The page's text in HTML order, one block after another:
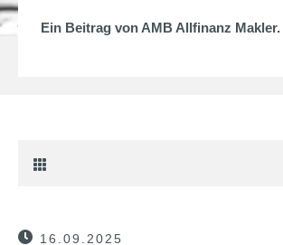
Ein Beitrag von AMB Allfinanz Makler.
16.09.2025